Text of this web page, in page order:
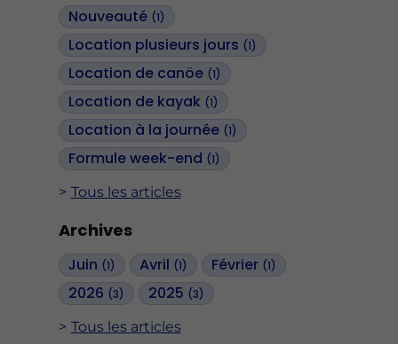
Nouveauté (1)
Location plusieurs jours (1)
Location de canöe (1)
Location de kayak (1)
Location à la journée (1)
Formule week-end (1)
Tous les articles
Archives
Juin (1) Avril (1) Février (1)
2026 (3) 2025 (3)
Tous les articles